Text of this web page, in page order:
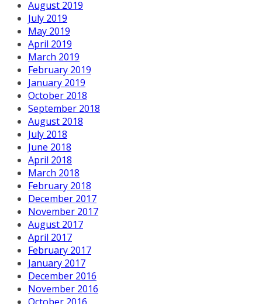
August 2019
July 2019
May 2019
April 2019
March 2019
February 2019
January 2019
October 2018
September 2018
August 2018
July 2018
June 2018
April 2018
March 2018
February 2018
December 2017
November 2017
August 2017
April 2017
February 2017
January 2017
December 2016
November 2016
October 2016